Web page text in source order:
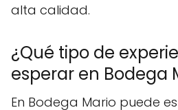
alta calidad.
¿Qué tipo de
esperar en Bodega
En Bodega Mario puede